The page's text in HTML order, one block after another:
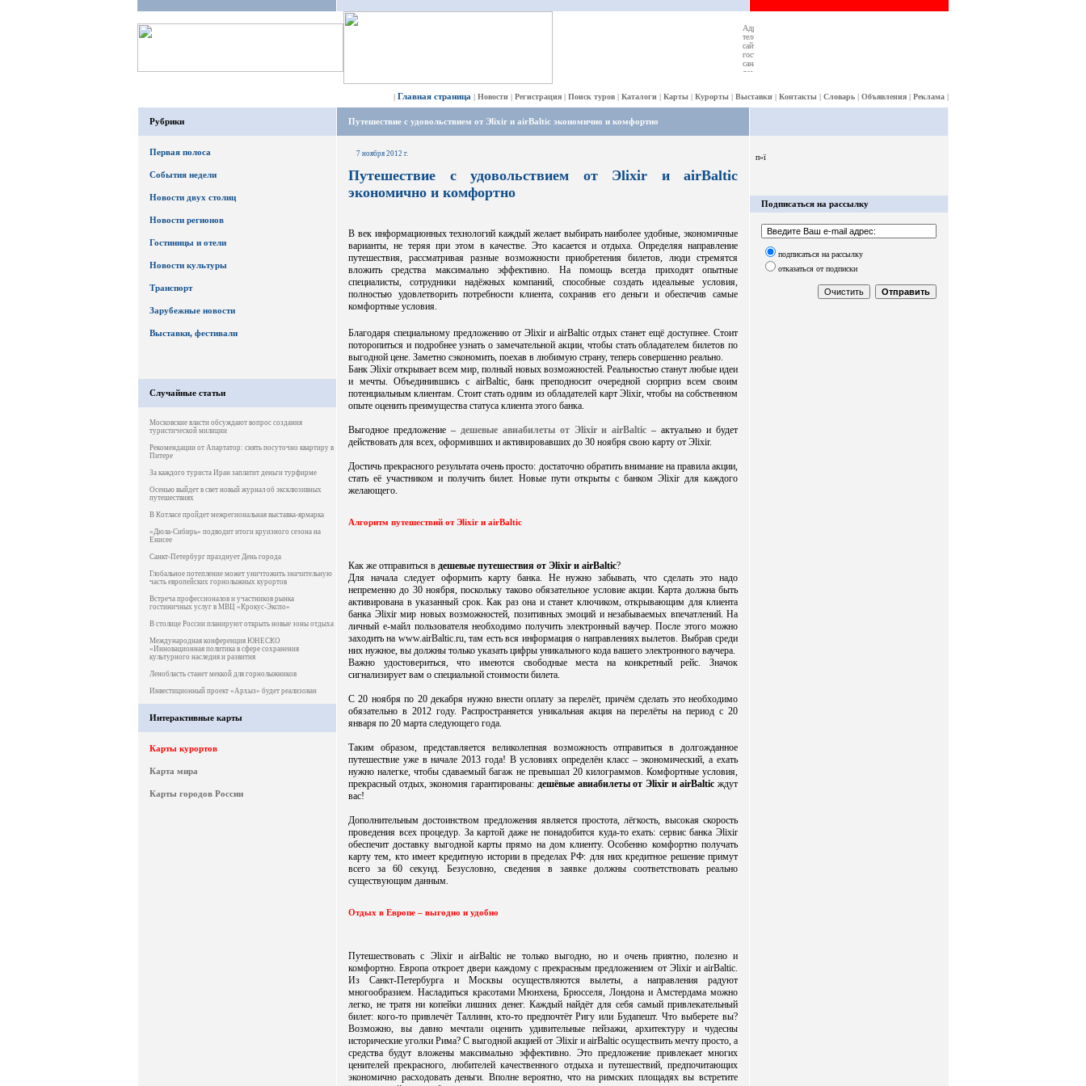
| Главная страница | Новости | Регистрация | Поиск туров | Каталоги | Карты | Курорты | Выставки | Контакты | Словарь | Объявления | Реклама |
Рубрики
Первая полоса
События недели
Новости двух столиц
Новости регионов
Гостиницы и отели
Новости культуры
Транспорт
Зарубежные новости
Выставки, фестивали
Случайные статьи
Московские власти обсуждают вопрос создания
туристической милиции
Рекомендации от Апартатор: снять посуточно квартиру в
Питере
За каждого туриста Иран заплатит деньги турфирме
Осенью выйдет в свет новый журнал об эксклюзивных
путешествиях
В Котласе пройдет межрегиональная выставка-ярмарка
«Дюла-Сибирь» подводит итоги круизного сезона на
Енисее
Санкт-Петербург празднует День города
Глобальное потепление может уничтожить значительную
часть европейских горнолыжных курортов
Встреча профессионалов и участников рынка
гостиничных услуг в МВЦ «Крокус-Экспо»
В столице России планируют открыть новые зоны отдыха
Международная конференция ЮНЕСКО
«Инновационная политика в сфере сохранения
культурного наследия и развития
Ленобласть станет меккой для горнолыжников
Инвестиционный проект «Архыз» будет реализован
Интерактивные карты
Карты курортов
Карта мира
Карты городов России
Путешествие с удовольствием от Эlixir и airBaltic экономично и комфортно
7 ноября 2012 г.
Путешествие с удовольствием от Эlixir и airBaltic
экономично и комфортно
В век информационных технологий каждый желает выбирать наиболее удобные, экономичные
варианты, не теряя при этом в качестве. Это касается и отдыха. Определяя направление
путешествия, рассматривая разные возможности приобретения билетов, люди стремятся
вложить средства максимально эффективно. На помощь всегда приходят опытные
специалисты, сотрудники надёжных компаний, способные создать идеальные условия,
полностью удовлетворить потребности клиента, сохранив его деньги и обеспечив самые
комфортные условия.
Благодаря специальному предложению от Эlixir и airBaltic отдых станет ещё доступнее. Стоит
поторопиться и подробнее узнать о замечательной акции, чтобы стать обладателем билетов по
выгодной цене. Заметно сэкономить, поехав в любимую страну, теперь совершенно реально.
Банк Эlixir открывает всем мир, полный новых возможностей. Реальностью станут любые идеи
и мечты. Объединившись с airBaltic, банк преподносит очередной сюрприз всем своим
потенциальным клиентам. Стоит стать одним из обладателей карт Эlixir, чтобы на собственном
опыте оценить преимущества статуса клиента этого банка.
Выгодное предложение – дешевые авиабилеты от Эlixir и airBaltic – актуально и будет
действовать для всех, оформивших и активировавших до 30 ноября свою карту от Эlixir.
Достичь прекрасного результата очень просто: достаточно обратить внимание на правила акции,
стать её участником и получить билет. Новые пути открыты с банком Эlixir для каждого
желающего.
Алгоритм путешествий от Эlixir и airBaltic
Как же отправиться в дешевые путешествия от Эlixir и airBaltic?
Для начала следует оформить карту банка. Не нужно забывать, что сделать это надо
непременно до 30 ноября, поскольку таково обязательное условие акции. Карта должна быть
активирована в указанный срок. Как раз она и станет ключиком, открывающим для клиента
банка Эlixir мир новых возможностей, позитивных эмоций и незабываемых впечатлений. На
личный е-майл пользователя необходимо получить электронный ваучер. После этого можно
заходить на www.airBaltic.ru, там есть вся информация о направлениях вылетов. Выбрав среди
них нужное, вы должны только указать цифры уникального кода вашего электронного ваучера.
Важно удостовериться, что имеются свободные места на конкретный рейс. Значок
сигнализирует вам о специальной стоимости билета.
С 20 ноября по 20 декабря нужно внести оплату за перелёт, причём сделать это необходимо
обязательно в 2012 году. Распространяется уникальная акция на перелёты на период с 20
января по 20 марта следующего года.
Таким образом, представляется великолепная возможность отправиться в долгожданное
путешествие уже в начале 2013 года! В условиях определён класс – экономический, а ехать
нужно налегке, чтобы сдаваемый багаж не превышал 20 килограммов. Комфортные условия,
прекрасный отдых, экономия гарантированы: дешёвые авиабилеты от Эlixir и airBaltic ждут
вас!
Дополнительным достоинством предложения является простота, лёгкость, высокая скорость
проведения всех процедур. За картой даже не понадобится куда-то ехать: сервис банка Эlixir
обеспечит доставку выгодной карты прямо на дом клиенту. Особенно комфортно получать
карту тем, кто имеет кредитную истории в пределах РФ: для них кредитное решение примут
всего за 60 секунд. Безусловно, сведения в заявке должны соответствовать реально
существующим данным.
Отдых в Европе – выгодно и удобно
Путешествовать с Эlixir и airBaltic не только выгодно, но и очень приятно, полезно и
комфортно. Европа откроет двери каждому с прекрасным предложением от Эlixir и airBaltic.
Из Санкт-Петербурга и Москвы осуществляются вылеты, а направления радуют
многообразием. Насладиться красотами Мюнхена, Брюсселя, Лондона и Амстердама можно
легко, не тратя ни копейки лишних денег. Каждый найдёт для себя самый привлекательный
билет: кого-то привлечёт Таллинн, кто-то предпочтёт Ригу или Будапешт. Что выберете вы?
Возможно, вы давно мечтали оценить удивительные пейзажи, архитектуру и чудесны
исторические уголки Рима? С выгодной акцией от Эlixir и airBaltic осуществить мечту просто, а
средства будут вложены максимально эффективно. Это предложение привлекает многих
ценителей прекрасного, любителей качественного отдыха и путешествий, предпочитающих
экономично расходовать деньги. Вполне вероятно, что на римских площадях вы встретите
п»ї
Подписаться на рассылку
подписаться на рассылку
отказаться от подписки